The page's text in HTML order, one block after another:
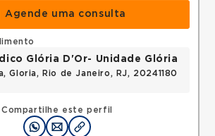
Agende uma consulta
Compartilhe este perfil
Glória D'Or- Unidade Glória
Gloria, Rio de Janeiro, RJ, 20241180